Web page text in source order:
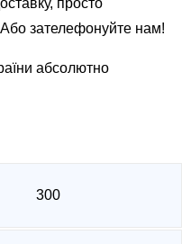
просто
зателефонуйте нам!
абсолютно
300